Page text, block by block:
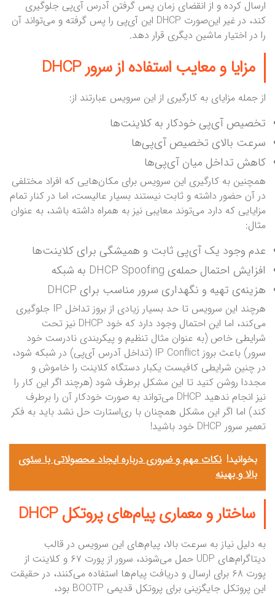
ارسال کرده و از انقضای زمان پس گرفتن آدرس آی‌پی جلوگیری
کند، در غیر این‌صورت DHCP این آی‌پی را پس گرفته و می‌تواند آن
را در اختیار ماشین دیگری قرار دهد.
مزایا و معایب استفاده از سرور DHCP
از جمله مزایای به کارگیری از این سرویس عبارتند از:
تخصیص آی‌پی خودکار به کلاینت‌ها
سرعت بالای تخصیص آی‌پی‌ها
کاهش تداخل میان آی‌پی‌ها
همچنین به کارگیری این سرویس برای مکان‌هایی که افراد مختلفی
در آن حضور داشته و ثابت نیستند بسیار عالیست، اما در کنار تمام
مزایایی که دارد می‌توند معایبی نیز به همراه داشته باشد، به عنوان
مثال:
عدم وجود یک آی‌پی ثابت و همیشگی برای کلاینت‌ها
افزایش احتمال حمله‌ی DHCP Spoofing به شبکه
هزینه‌ی تهیه و نگهداری سرور مناسب برای DHCP
هرچند این سرویس تا حد بسیار زیادی از بروز تداخل IP جلوگیری
می‌کند، اما این احتمال وجود دارد که خود DHCP نیز تحت
شرایطی خاص (به عنوان مثال تنظیم و پیکربندی نادرست خود
سرور) باعث بروز IP Conflict (تداخل آدرس آی‌پی) در شبکه شود،
در چنین شرایطی کافیست یکبار دستگاه کلاینت را خاموش و
مجددا روشن کنید تا این مشکل برطرف شود (هرچند اگر این کار را
نیز انجام ندهید DHCP می‌تواند به صورت خودکار آن را برطرف
کند) اما اگر این مشکل همچنان با ری‌استارت حل نشد باید به فکر
تعمیر سرور DHCP خود باشید!
بخوانید! نکات مهم و ضروری درباره ایجاد محصولاتی با سئوی
بالا و بهینه
ساختار و معماری پیام‌های پروتکل DHCP
به دلیل نیاز به سرعت بالا، پیام‌های این سرویس در قالب
دیتاگرام‌های UDP حمل می‌شوند، سرور از پورت ۶۷ و کلاینت از
پورت ۶۸ برای ارسال و دریافت پیام‌ها استفاده می‌کنند، در حقیقت
این پروتکل جایگزینی برای پروتکل قدیمی BOOTP بود،